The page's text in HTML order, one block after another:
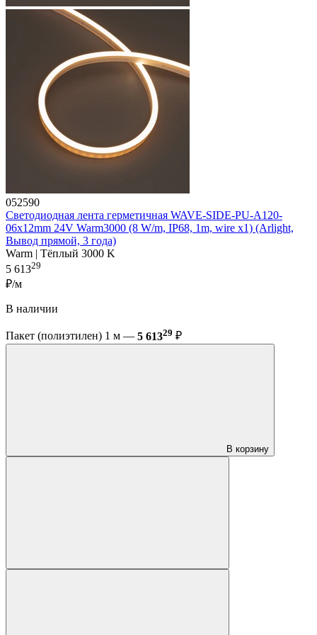
052590
Светодиодная лента герметичная WAVE-SIDE-PU-A120-
06x12mm 24V Warm3000 (8 W/m, IP68, 1m, wire x1) (Arlight,
Вывод прямой, 3 года)
Warm | Тёплый 3000 K
5 61329
₽/м
В наличии
Пакет (полиэтилен) 1 м — 5 61329 ₽
В корзину